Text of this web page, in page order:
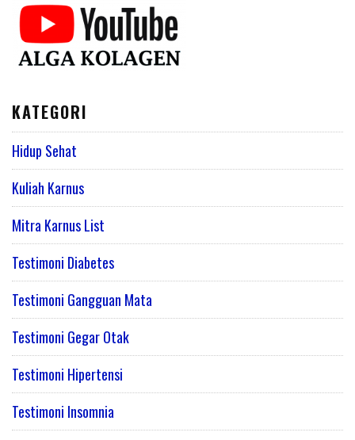
KATEGORI
Hidup Sehat
Kuliah Karnus
Mitra Karnus List
Testimoni Diabetes
Testimoni Gangguan Mata
Testimoni Gegar Otak
Testimoni Hipertensi
Testimoni Insomnia